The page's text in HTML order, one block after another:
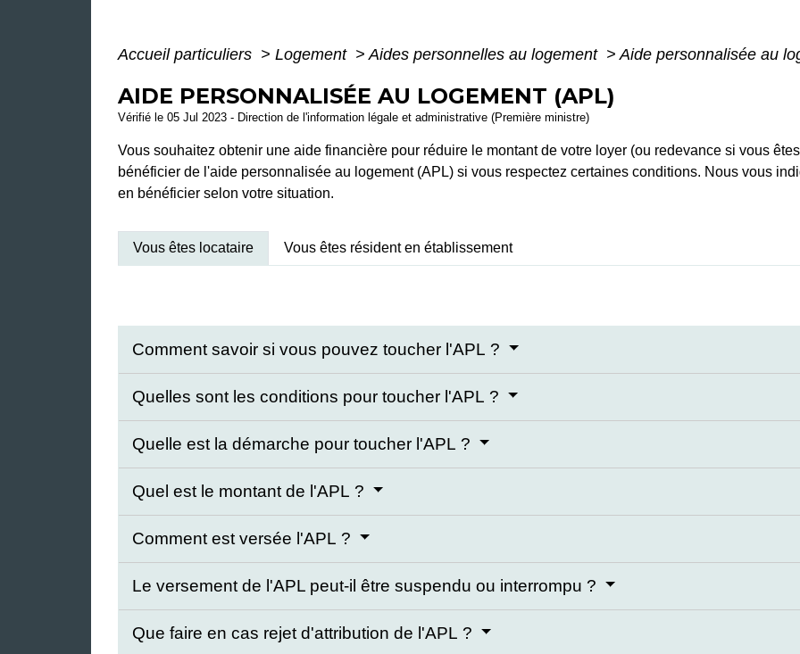
Accueil particuliers > Logement > Aides personnelles au logement > Aide personnalisée au
AIDE PERSONNALISÉE AU LOGEMENT (APL)
Vérifié le 05 Jul 2023 - Direction de l'information légale et administrative (Première ministre)
Vous souhaitez obtenir une aide financière pour réduire le montant de votre loyer (ou redevance si vous
bénéficier de l'aide personnalisée au logement (APL) si vous respectez certaines conditions. Nous vous
en bénéficier selon votre situation.
Vous êtes locataire Vous êtes résident en établissement
Comment savoir si vous pouvez toucher l'APL ?
Quelles sont les conditions pour toucher l'APL ?
Quelle est la démarche pour toucher l'APL ?
Quel est le montant de l'APL ?
Comment est versée l'APL ?
Le versement de l'APL peut-il être suspendu ou interrompu ?
Que faire en cas rejet d'attribution de l'APL ?